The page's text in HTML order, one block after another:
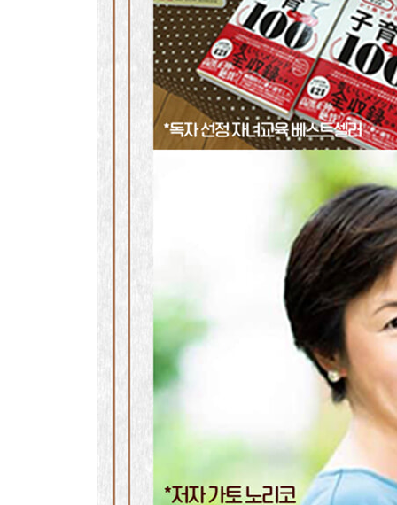
47 동식물 키우기 ……… 돌보면서 따뜻한 마음이
SECTION 4 창의력을 키우려면?
유연한 뇌에 많은 ‘자극’을 준다
48 악기 배우기 ……… 즐기며 창의력을 키운다
49 진짜 체험시키기 ……… 몸을 움직여 오감을 자
50 틀에 가두지 않기 ……… 간섭은 꾹 참는다
51 게임 허락하기 ……… 게임을 대화의 소재로 활
52 호기심 키우기 ……… 부모도 두근거릴 일을 찾
53 긍정적인 표현으로 이야기하기 ……… 부정적
54 아트(Art) 체험하기 ……… 다양한 감상을 편하
55 몰입(flow)시키기 ……… 몰입을 방해하지 않는
56 만들기로 시행착오 경험시키기 ……… 손을 움
57 풍부한 상상력 키우기 ……… 지금은 쓸모없어
58 명상하기 ……… 아이와 함께 즐겁게 한다
59 멍 때리기 ……… 아이들은 의외로 피곤하다
60 책 속에서 생활하기 ……… 독서는 머리를 좋게
61 낙서하기 ……… 뇌의 비집중 모드에서 창의력
SECTION 5 학력을 높이려면?
효과적인 피드백으로 ‘의욕’을 끌어낸다
62 아이의 성향 파악하기 ……… 성향에 맞추어 학